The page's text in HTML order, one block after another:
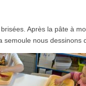
Après la pâte à
nous dessinons